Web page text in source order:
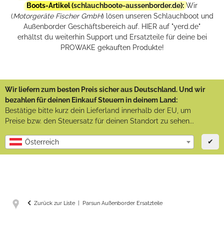
Boots-Artikel (schlauchboote-aussenborder.de): Wir
(Motorgeräte Fischer GmbH) lösen unseren Schlauchboot und
Außenborder Geschäftsbereich auf. HIER auf "yerd.de"
erhältst du weiterhin Support und Ersatzteile für deine bei
PROWAKE gekauften Produkte!
Wir liefern zum besten Preis sicher aus Deutschland. Und wir
bezahlen für deinen Einkauf Steuern in deinem Land:
Bestätige bitte kurz dein Lieferland innerhalb der EU, um
Preise bzw. den Steuersatz für deinen Standort zu sehen...
Österreich ✔
Zurück zur Liste Parsun Außenborder Ersatzteile